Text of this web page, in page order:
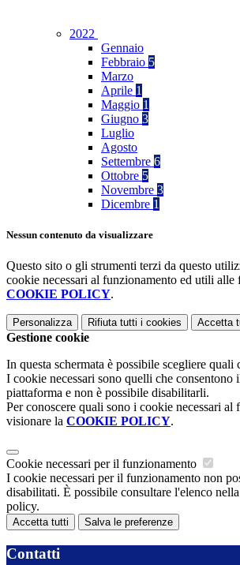
2022
Gennaio
Febbraio 5
Marzo
Aprile 1
Maggio 1
Giugno 3
Luglio
Agosto
Settembre 6
Ottobre 5
Novembre 3
Dicembre 1
Nessun contenuto da visualizzare
Questo sito o gli strumenti terzi da questo
cookie necessari al funzionamento ed utili
COOKIE POLICY.
Personalizza Rifiuta tutti i cookies Accetta
Gestione cookie
In questa schermata è possibile scegliere quali
I cookie necessari sono quelli che consentono
piattaforma e non è possibile disabilitarli.
Per conoscere quali sono i cookie necessari al
visionare la COOKIE POLICY.
Cookie necessari per il funzionamento
I cookie necessari per il funzionamento non
disabilitati. È possibile consultare l'elenco
policy.
Accetta tutti Salva le preferenze
Contatti